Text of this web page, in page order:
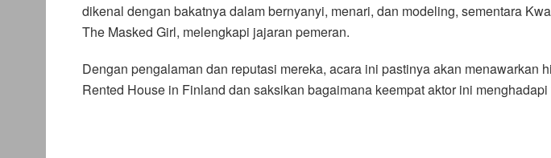
dikenal dengan bakatnya dalam bernyanyi, menari, dan modeling, sementara
The Masked Girl, melengkapi jajaran pemeran.
Dengan pengalaman dan reputasi mereka, acara ini pastinya akan
Rented House in Finland dan saksikan bagaimana keempat aktor ini